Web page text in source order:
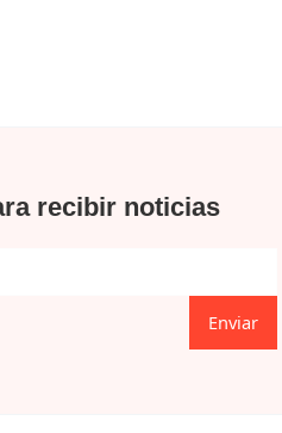
recibir noticias
Enviar